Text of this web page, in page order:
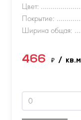
Цвет:
Покрытие:
Ширина общая:
466 ₽ / кв.м